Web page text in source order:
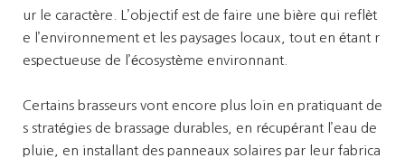
ur le caractère. L’objectif est de faire une bière qui reflèt
e l’environnement et les paysages locaux, tout en étant r
espectueuse de l’écosystème environnant.
Certains brasseurs vont encore plus loin en pratiquant de
s stratégies de brassage durables, en récupérant l’eau de
pluie, en installant des panneaux solaires par leur fabrica